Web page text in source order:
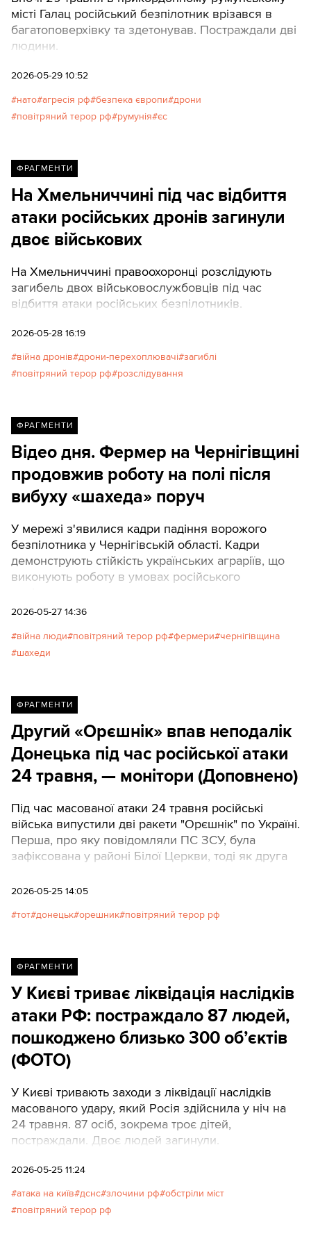
місті Галац російський безпілотник врізався в
багатоповерхівку та здетонував. Постраждали дві
людини.
2026-05-29 10:52
нато агресія рф безпека європи дрони
повітряний терор рф румунія єс
ФРАГМЕНТИ
На Хмельниччині під час відбиття
атаки російських дронів загинули
двоє військових
На Хмельниччині правоохоронці розслідують
загибель двох військовослужбовців під час
відбиття атаки російських безпілотників.
2026-05-28 16:19
війна дронів дрони-перехоплювачі загиблі
повітряний терор рф розслідування
ФРАГМЕНТИ
Відео дня. Фермер на Чернігівщині
продовжив роботу на полі після
вибуху «шахеда» поруч
У мережі з'явилися кадри падіння ворожого
безпілотника у Чернігівській області. Кадри
демонструють стійкість українських аграріїв, що
виконують роботу в умовах російського
2026-05-27 14:36
війна люди повітряний терор рф фермери чернігівщина
шахеди
ФРАГМЕНТИ
Другий «Орєшнік» впав неподалік
Донецька під час російської атаки
24 травня, — монітори (Доповнено)
Під час масованої атаки 24 травня російські
війська випустили дві ракети "Орєшнік" по Україні.
Перша, про яку повідомляли ПС ЗСУ, була
зафіксована у районі Білої Церкви, тоді як друга
Донецької області.
2026-05-25 14:05
тот донецьк орешник повітряний терор рф
ФРАГМЕНТИ
У Києві триває ліквідація наслідків
атаки РФ: постраждало 87 людей,
пошкоджено близько 300 обʼєктів
(ФОТО)
У Києві тривають заходи з ліквідації наслідків
масованого удару, який Росія здійснила у ніч на
24 травня. 87 осіб, зокрема троє дітей,
постраждали. Двоє людей загинули.
2026-05-25 11:24
атака на київ дснс злочини рф обстріли міст
повітряний терор рф